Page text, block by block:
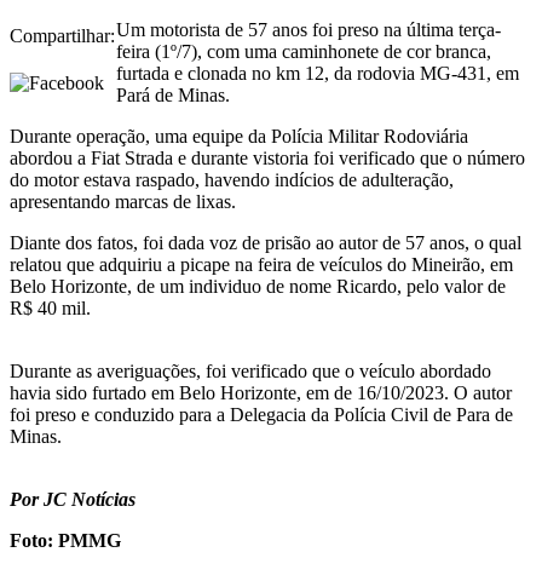
Compartilhar:Um motorista de 57 anos foi preso na última terça-
feira (1º/7), com uma caminhonete de cor branca,
furtada e clonada no km 12, da rodovia MG-431, em
Pará de Minas.
Durante operação, uma equipe da Polícia Militar Rodoviária
abordou a Fiat Strada e durante vistoria foi verificado que o número
do motor estava raspado, havendo indícios de adulteração,
apresentando marcas de lixas.
Diante dos fatos, foi dada voz de prisão ao autor de 57 anos, o qual
relatou que adquiriu a picape na feira de veículos do Mineirão, em
Belo Horizonte, de um individuo de nome Ricardo, pelo valor de
R$ 40 mil.
Durante as averiguações, foi verificado que o veículo abordado
havia sido furtado em Belo Horizonte, em de 16/10/2023. O autor
foi preso e conduzido para a Delegacia da Polícia Civil de Para de
Minas.
Por JC Notícias
Foto: PMMG